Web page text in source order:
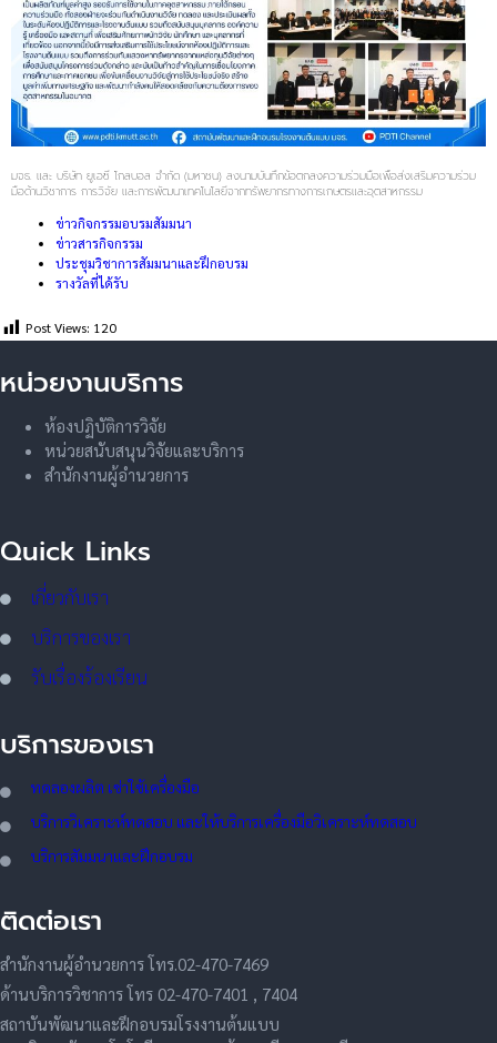
มจธ. และ บริษัท ยูเอซี โกลบอล จำกัด (มหาชน) ลงนามบันทึกข้อตกลงความร่วมมือเพื่อส่งเสริมความร่วม
มือด้านวิชาการ การวิจัย และการพัฒนาเทคโนโลยีจากทรัพยากรทางการเกษตรและอุตสาหกรรม
ข่าวกิจกรรมอบรมสัมมนา
ข่าวสารกิจกรรม
ประชุมวิชาการสัมมนาและฝึกอบรม
รางวัลที่ได้รับ
Post Views: 120
หน่วยงานบริการ
ห้องปฏิบัติการวิจัย
หน่วยสนับสนุนวิจัยและบริการ
สำนักงานผู้อำนวยการ
Quick Links
เกี่ยวกับเรา
บริการของเรา
รับเรื่องร้องเรียน
บริการของเรา
ทดลองผลิต เช่าใช้เครื่องมือ
บริการวิเคราะห์ทดสอบ และให้บริการเครื่องมือวิเคราะห์ทดสอบ
บริการสัมมนาและฝึกอบรม
ติดต่อเรา
สำนักงานผู้อำนวยการ โทร.02-470-7469
ด้านบริการวิชาการ โทร 02-470-7401 , 7404
สถาบันพัฒนาและฝึกอบรมโรงงานต้นแบบ